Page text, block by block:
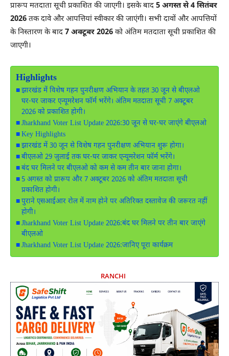
प्रारूप मतदाता सूची प्रकाशित की जाएगी। इसके बाद 5 अगस्त से 4 सितंबर
2026 तक दावे और आपत्तियां स्वीकार की जाएंगी। सभी दावों और आपत्तियों
के निस्तारण के बाद 7 अक्टूबर 2026 को अंतिम मतदाता सूची प्रकाशित की
जाएगी।
Highlights
झारखंड में विशेष गहन पुनरीक्षण अभियान के तहत 30 जून से बीएलओ
घर-घर जाकर एन्यूमरेशन फॉर्म भरेंगे। अंतिम मतदाता सूची 7 अक्टूबर
2026 को प्रकाशित होगी।
Jharkhand Voter List Update 2026:30 जून से घर-घर जाएंगे बीएलओ
Key Highlights
झारखंड में 30 जून से विशेष गहन पुनरीक्षण अभियान शुरू होगा।
बीएलओ 29 जुलाई तक घर-घर जाकर एन्यूमरेशन फॉर्म भरेंगे।
बंद घर मिलने पर बीएलओ को कम से कम तीन बार जाना होगा।
5 अगस्त को प्रारूप और 7 अक्टूबर 2026 को अंतिम मतदाता सूची
प्रकाशित होगी।
पुराने एसआईआर रोल में नाम होने पर अतिरिक्त दस्तावेज की जरूरत नहीं
होगी।
Jharkhand Voter List Update 2026:बंद घर मिलने पर तीन बार जाएंगे
बीएलओ
Jharkhand Voter List Update 2026:जानिए पूरा कार्यक्रम
RANCHI